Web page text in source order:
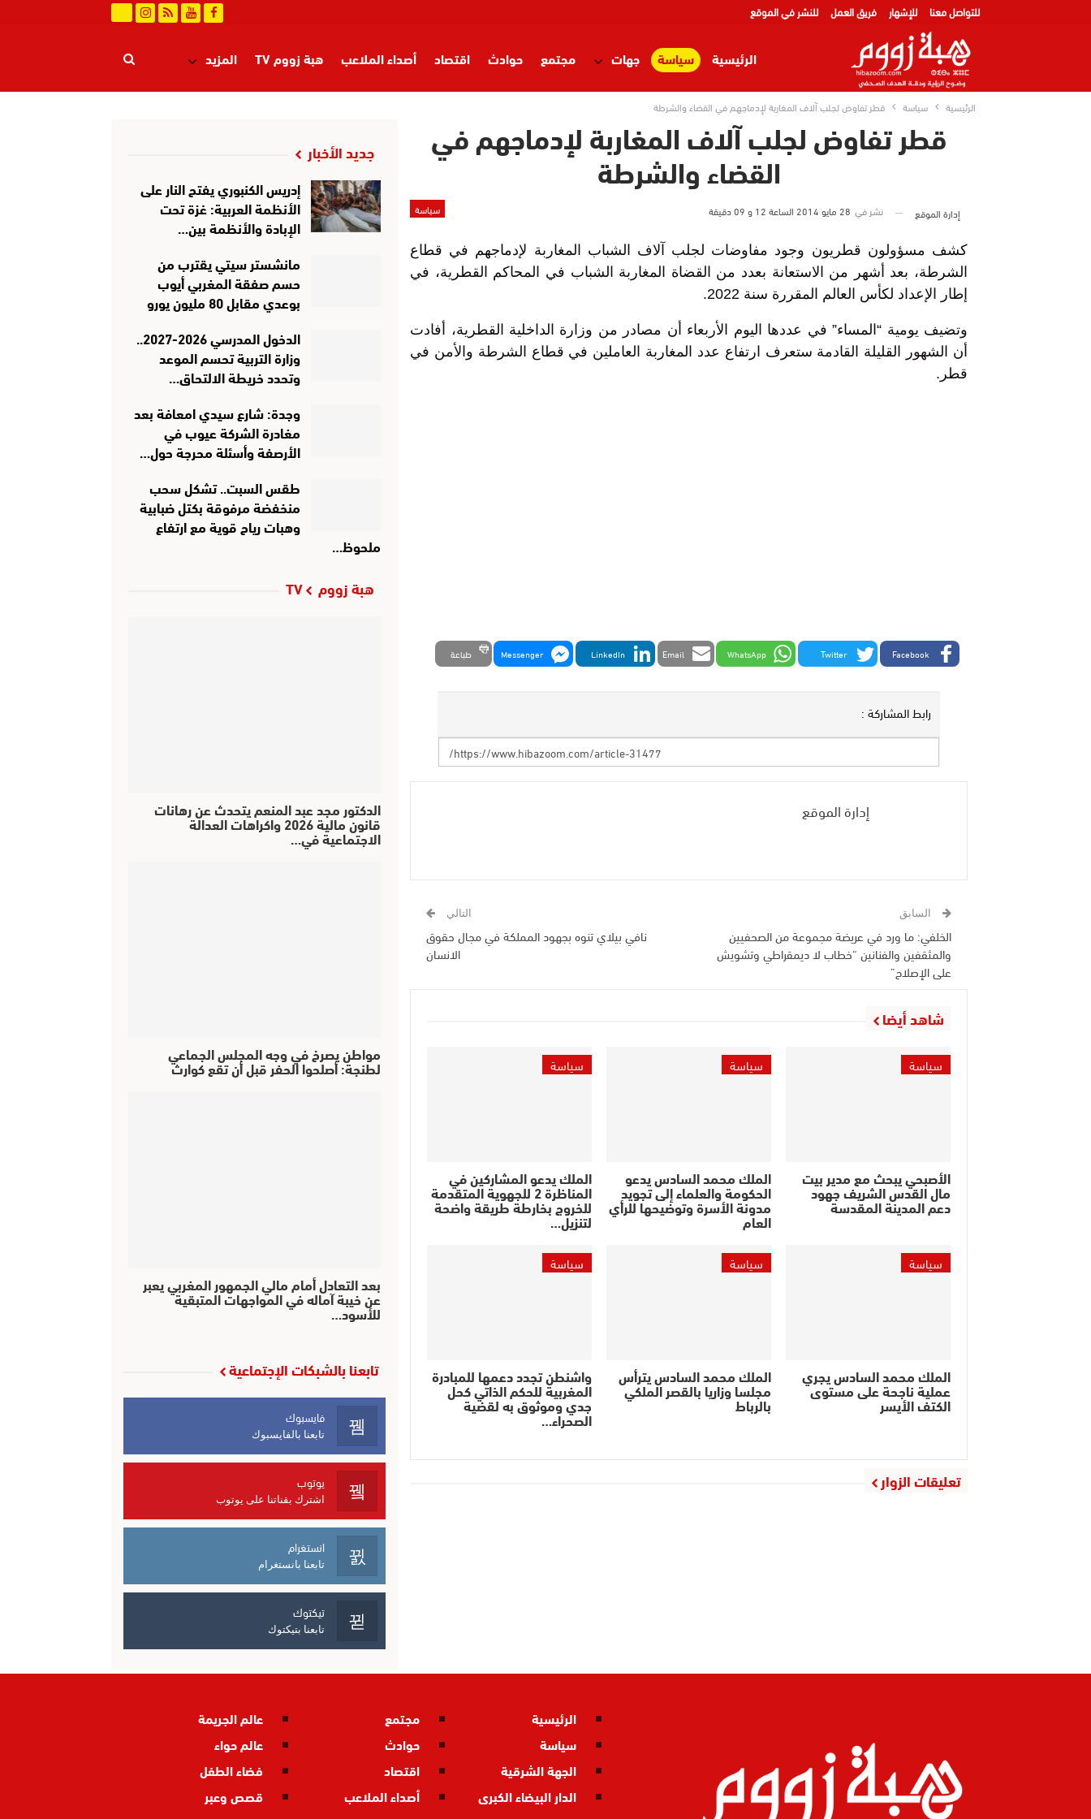
للتواصل معنا للإشهار فريق العمل للنشر في الموقع
الرئيسية سياسة جهات مجتمع حوادث اقتصاد أصداء الملاعب هبة زووم TV المزيد
الرئيسية سياسة قطر تفاوض لجلب آلاف المغاربة لإدماجهم في القضاء والشرطة
قطر تفاوض لجلب آلاف المغاربة لإدماجهم في
القضاء والشرطة
سياسة إدارة الموقع نشر في 28 مايو 2014 الساعة 12 و 09 دقيقة
كشف مسؤولون قطريون وجود مفاوضات لجلب آلاف الشباب المغاربة لإدماجهم في قطاع
الشرطة، بعد أشهر من الاستعانة بعدد من القضاة المغاربة الشباب في المحاكم القطرية، في
إطار الإعداد لكأس العالم المقررة سنة 2022.
وتضيف يومية “المساء” في عددها اليوم الأربعاء أن مصادر من وزارة الداخلية القطرية، أفادت
أن الشهور القليلة القادمة ستعرف ارتفاع عدد المغاربة العاملين في قطاع الشرطة والأمن في
قطر.
Facebook
Twitter
WhatsApp
Email
LinkedIn
Messenger طباعة
رابط المشاركة :
إدارة الموقع
السابق
الخلفي: ما ورد في عريضة مجموعة من الصحفيين
والمثقفين والفنانين “خطاب لا ديمقراطي وتشويش
على الإصلاح”
التالي
نافي بيلاي تنوه بجهود المملكة في مجال حقوق
الانسان
شاهد أيضا
سياسة
الأصبحي يبحث مع مدير بيت
مال القدس الشريف جهود
دعم المدينة المقدسة
سياسة
الملك محمد السادس يدعو
الحكومة والعلماء إلى تجويد
مدونة الأسرة وتوضيحها للرأي
العام
سياسة
الملك يدعو المشاركين في
المناظرة 2 للجهوية المتقدمة
للخروج بخارطة طريقة واضحة
لتنزيل…
سياسة
الملك محمد السادس يجري
عملية ناجحة على مستوى
الكتف الأيسر
سياسة
الملك محمد السادس يترأس
مجلسا وزاريا بالقصر الملكي
بالرباط
سياسة
واشنطن تجدد دعمها للمبادرة
المغربية للحكم الذاتي كحل
جدي وموثوق به لقضية
الصحراء…
تعليقات الزوار
جديد الأخبار
إدريس الكنبوري يفتح النار على
الأنظمة العربية: غزة تحت
الإبادة والأنظمة بين…
مانشستر سيتي يقترب من
حسم صفقة المغربي أيوب
بوعدي مقابل 80 مليون يورو
الدخول المدرسي 2026-2027..
وزارة التربية تحسم الموعد
وتحدد خريطة الالتحاق…
وجدة: شارع سيدي امعافة بعد
مغادرة الشركة عيوب في
الأرصفة وأسئلة محرجة حول…
طقس السبت.. تشكل سحب
منخفضة مرفوقة بكتل ضبابية
وهبات رياح قوية مع ارتفاع
ملحوظ…
هبة زووم TV
الدكتور مجد عبد المنعم يتحدث عن رهانات
قانون مالية 2026 واكراهات العدالة
الاجتماعية في…
مواطن يصرخ في وجه المجلس الجماعي
لطنجة: أصلحوا الحفر قبل أن تقع كوارث
بعد التعادل أمام مالي الجمهور المغربي يعبر
عن خيبة آماله في المواجهات المتبقية
للأسود…
تابعنا بالشبكات الإجتماعية
فايسبوك
تابعنا بالفايسبوك
يوتوب
اشترك بقناتنا على يوتوب
انستغرام
تابعنا بانستغرام
تيكتوك
تابعنا بتيكتوك
الرئيسية
سياسة
الجهة الشرقية
الدار البيضاء الكبرى
مجتمع
حوادث
اقتصاد
أصداء الملاعب
عالم الجريمة
عالم حواء
فضاء الطفل
قصص وعبر